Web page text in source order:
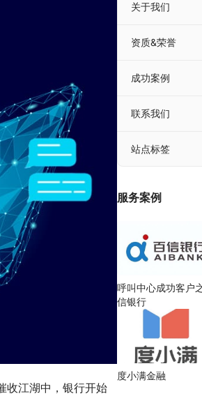
收江湖中，银行开始
关于我们
资质&荣誉
成功案例
联系我们
站点标签
服务案例
呼叫中心成功客户
信银行
度小满金融